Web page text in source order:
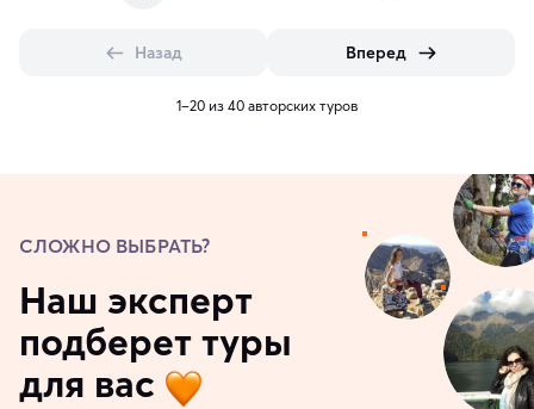
Назад Вперед
1–20 из 40 авторских туров
СЛОЖНО ВЫБРАТЬ?
Наш эксперт
подберет туры
для вас